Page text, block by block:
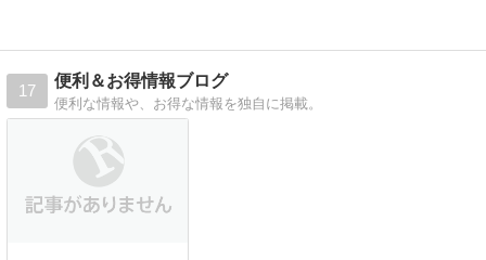
17
便利＆お得情報ブログ
便利な情報や、お得な情報を独自に掲載。